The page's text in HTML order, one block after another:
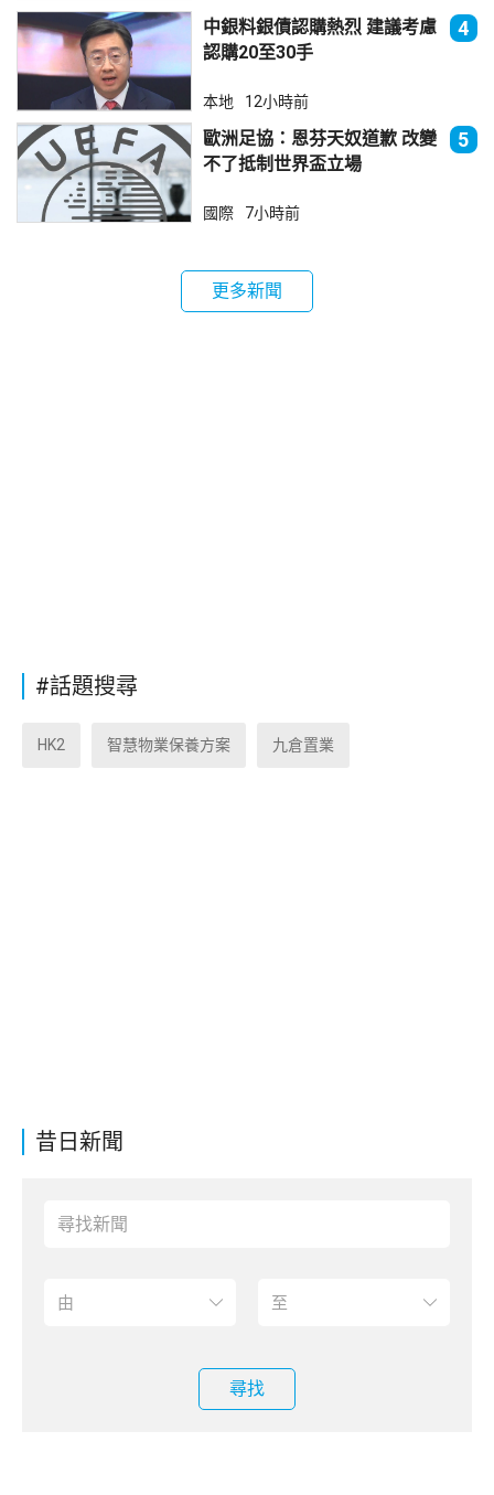
昔日新聞
尋找
中銀料銀債認購熱烈 建議考慮
認購20至30手
4
本地 12小時前
歐洲足協：恩芬天奴道歉 改變
不了抵制世界盃立場
5
國際 7小時前
更多新聞
#話題搜尋
HK2 智慧物業保養方案 九倉置業